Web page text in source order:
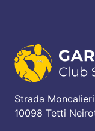
Strada
10098 Tetti